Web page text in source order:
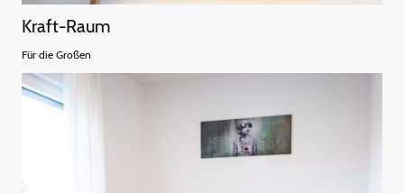
Kraft-Raum
Für die Großen